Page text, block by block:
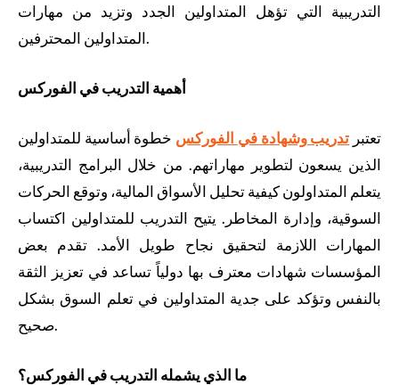
التدريبية التي تؤهل المتداولين الجدد وتزيد من مهارات
المتداولين المحترفين.
أهمية التدريب في الفوركس
تعتبر تدريب وشهادة في الفوركس خطوة أساسية للمتداولين
الذين يسعون لتطوير مهاراتهم. من خلال البرامج التدريبية،
يتعلم المتداولون كيفية تحليل الأسواق المالية، وتوقع الحركات
السوقية، وإدارة المخاطر. يتيح التدريب للمتداولين اكتساب
المهارات اللازمة لتحقيق نجاح طويل الأمد. تقدم بعض
المؤسسات شهادات معترف بها دولياً تساعد في تعزيز الثقة
بالنفس وتؤكد على جدية المتداولين في تعلم السوق بشكل
صحيح.
ما الذي يشمله التدريب في الفوركس؟